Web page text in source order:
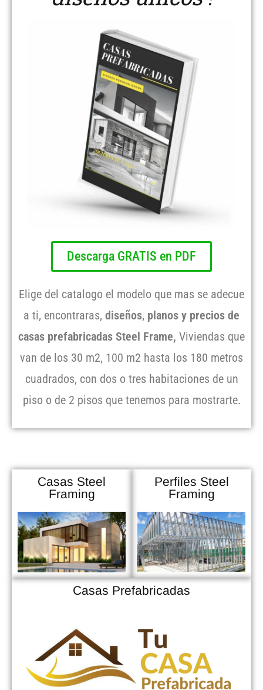
Descarga GRATIS en PDF
Elige del catalogo el modelo que mas se adecue
a ti, encontraras, diseños, planos y precios de
casas prefabricadas Steel Frame, Viviendas que
van de los 30 m2, 100 m2 hasta los 180 metros
cuadrados, con dos o tres habitaciones de un
piso o de 2 pisos que tenemos para mostrarte.
Casas Steel
Framing
Perfiles Steel
Framing
Casas Prefabricadas